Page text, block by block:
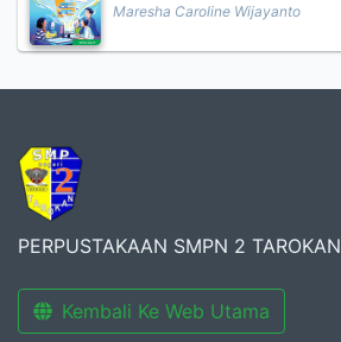
Maresha Caroline Wijayanto
PERPUSTAKAAN SMPN 2 TAROKAN
Kembali Ke Web Utama